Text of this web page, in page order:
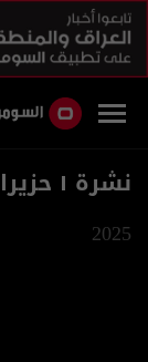
نشرة ١ حزيران ٢٠٢٥
2025